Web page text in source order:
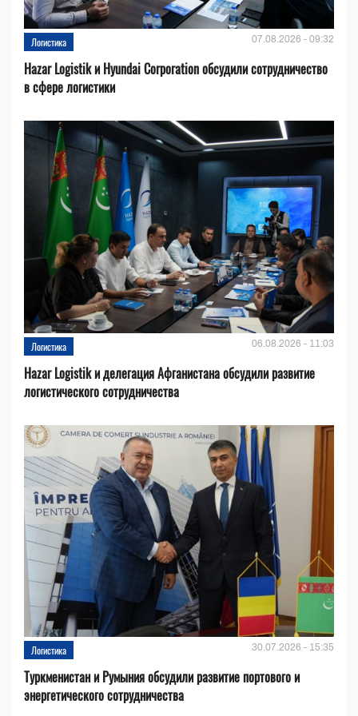
Логистика 07.08.2026 - 09:32
Hazar Logistik и Hyundai Corporation обсудили сотрудничество
в сфере логистики
Логистика 06.08.2026 - 11:03
Hazar Logistik и делегация Афганистана обсудили развитие
логистического сотрудничества
Логистика 30.07.2026 - 15:35
Туркменистан и Румыния обсудили развитие портового и
энергетического сотрудничества